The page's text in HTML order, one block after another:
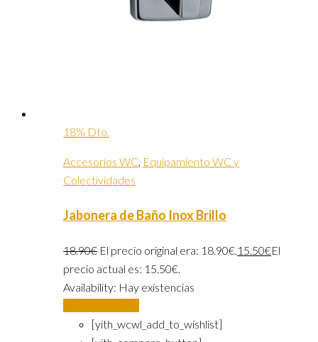
18% Dto.
Accesorios WC, Equipamiento WC y
Colectividades
Jabonera de Baño Inox Brillo
18.90€ El precio original era: 18.90€.15.50€El
precio actual es: 15.50€.
Availability: Hay existencias
[yith_wcwl_add_to_wishlist]